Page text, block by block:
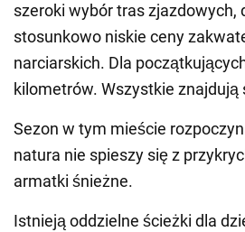
szeroki wybór tras
stosunkowo niskie ceny
narciarskich. Dla
kilometrów. Wszystkie znajdują
Sezon w tym mieście
natura nie spieszy się z
armatki śnieżne.
Istnieją oddzielne ścieżki dla